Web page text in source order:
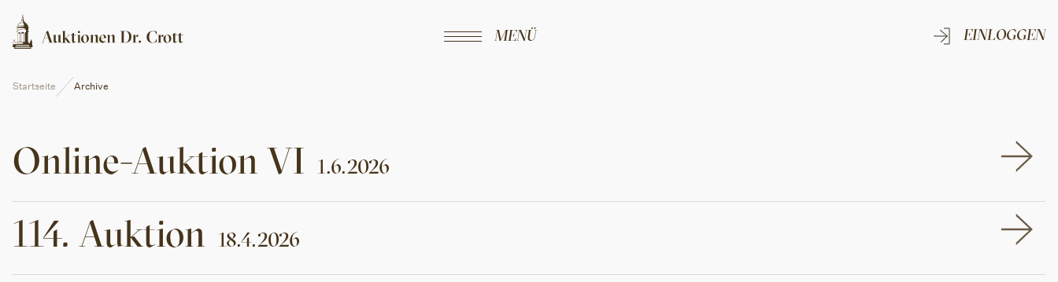
MENÜ EINLOGGEN
Startseite Archive
Online-Auktion VI 1.6.2026
114. Auktion 18.4.2026